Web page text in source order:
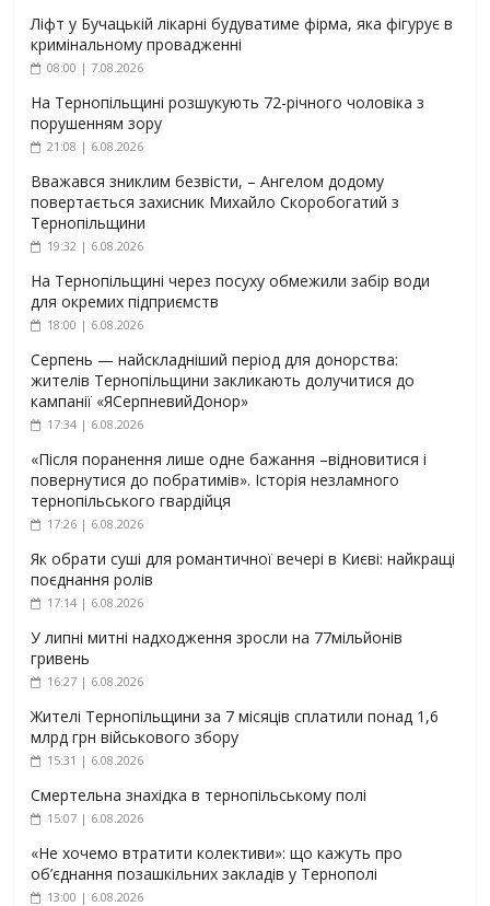
Ліфт у Бучацькій лікарні будуватиме фірма, яка фігурує в
кримінальному провадженні
08:00 | 7.08.2026
На Тернопільщині розшукують 72-річного чоловіка з
порушенням зору
21:08 | 6.08.2026
Вважався зниклим безвісти, – Ангелом додому
повертається захисник Михайло Скоробогатий з
Тернопільщини
19:32 | 6.08.2026
На Тернопільщині через посуху обмежили забір води
для окремих підприємств
18:00 | 6.08.2026
Серпень — найскладніший період для донорства:
жителів Тернопільщини закликають долучитися до
кампанії «ЯСерпневийДонор»
17:34 | 6.08.2026
«Після поранення лише одне бажання –відновитися і
повернутися до побратимів». Історія незламного
тернопільського гвардійця
17:26 | 6.08.2026
Як обрати суші для романтичної вечері в Києві: найкращі
поєднання ролів
17:14 | 6.08.2026
У липні митні надходження зросли на 77мільйонів
гривень
16:27 | 6.08.2026
Жителі Тернопільщини за 7 місяців сплатили понад 1,6
млрд грн військового збору
15:31 | 6.08.2026
Смертельна знахідка в тернопільському полі
15:07 | 6.08.2026
«Не хочемо втратити колективи»: що кажуть про
об’єднання позашкільних закладів у Тернополі
13:00 | 6.08.2026